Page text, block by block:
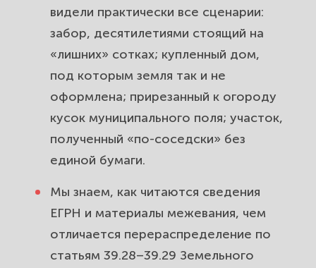
доверяют «Высшей инстанции».
видели практически все сценарии:
забор, десятилетиями стоящий на
«лишних» сотках; купленный дом,
под которым земля так и не
оформлена; прирезанный к огороду
кусок муниципального поля; участок,
полученный «по-соседски» без
единой бумаги.
Мы знаем, как читаются сведения
ЕГРН и материалы межевания, чем
отличается перераспределение по
статьям 39.28–39.29 Земельного